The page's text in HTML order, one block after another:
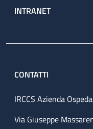
INTRANET
CONTATTI
IRCCS Azienda
Via Giuseppe